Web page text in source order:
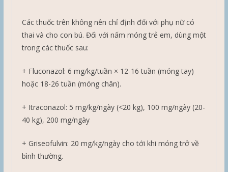
Các thuốc trên không nên chỉ định đối với phụ nữ có
thai và cho con bú. Đối với nấm móng trẻ em, dùng một
trong các thuốc sau:
+ Fluconazol: 6 mg/kg/tuần × 12-16 tuần (móng tay)
hoặc 18-26 tuần (móng chân).
+ Itraconazol: 5 mg/kg/ngày (<20 kg), 100 mg/ngày (20-
40 kg), 200 mg/ngày
+ Griseofulvin: 20 mg/kg/ngày cho tới khi móng trở về
bình thường.